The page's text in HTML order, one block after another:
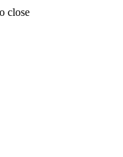
close